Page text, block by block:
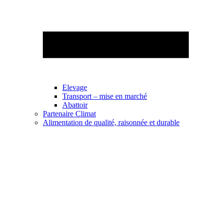
Elevage
Transport – mise en marché
Abattoir
Partenaire Climat
Alimentation de qualité, raisonnée et durable